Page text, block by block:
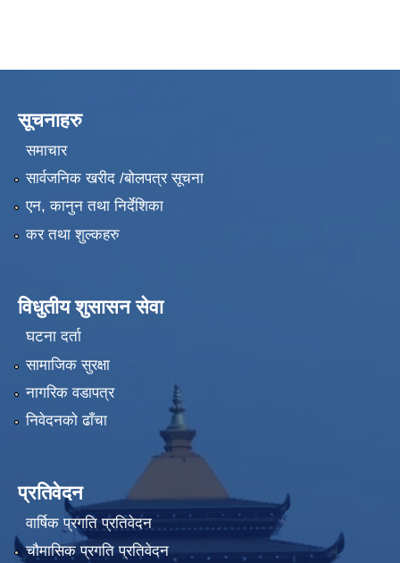
सूचनाहरु
समाचार
सार्वजनिक खरीद /बोलपत्र सूचना
एन, कानुन तथा निर्देशिका
कर तथा शुल्कहरु
विधुतीय शुसासन सेवा
घटना दर्ता
सामाजिक सुरक्षा
नागरिक वडापत्र
निवेदनको ढाँचा
प्रतिवेदन
वार्षिक प्रगति प्रतिवेदन
चौमासिक प्रगति प्रतिवेदन